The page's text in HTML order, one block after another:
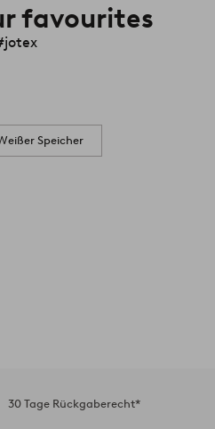
favourites
Speicher
30 Tage Rückgaberecht*